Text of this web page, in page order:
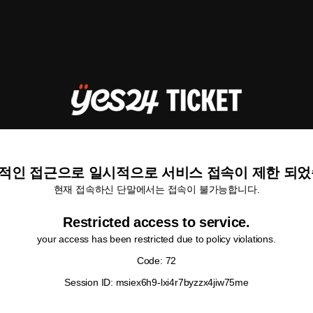
인 접근으로 일시적으로 서비스 접속이 제한 되
현재 접속하신 단말에서는 접속이 불가능합니다.
Restricted access to service.
your access has been restricted due to policy violations.
Code: 72
Session ID: msiex6h9-lxi4r7byzzx4jiw75me